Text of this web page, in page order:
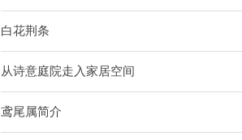
白花荆条
从诗意庭院走入家居空间
鸢尾属简介